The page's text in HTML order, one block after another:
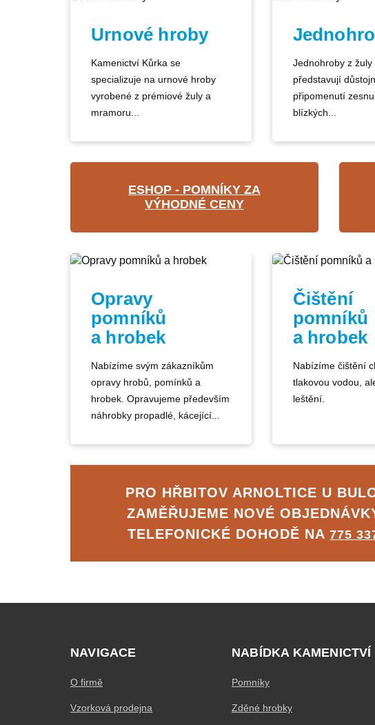
Urnové hroby
Kamenictví Kůrka se
specializuje na urnové hroby
vyrobené z prémiové žuly a
mramoru...
Jednohroby z
představují
připomenutí
blízkých...
ESHOP - POMNÍKY ZA
VÝHODNÉ CENY
Opravy
pomníků
a hrobek
Nabízíme svým zákazníkům
opravy hrobů, pomínků a
hrobek. Opravujeme především
náhrobky propadlé, kácející...
Čištění
pomníků
a hrobek
Nabízíme čištění
tlakovou vodou,
leštění.
PRO HŘBITOV ARNOLTICE U
ZAMĚŘUJEME NOVÉ
TELEFONICKÉ DOHODĚ NA 775
NAVIGACE
O firmě
Vzorková prodejna
NABÍDKA KAMENICTVÍ
Pomníky
Zděné hrobky